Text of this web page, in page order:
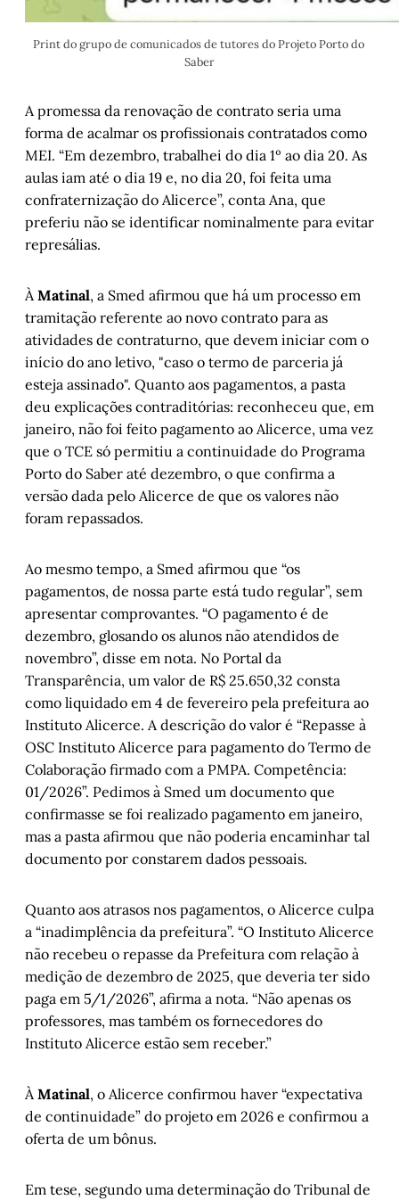
Print do grupo de comunicados de tutores do Projeto Porto do
Saber
A promessa da renovação de contrato seria uma
forma de acalmar os profissionais contratados como
MEI. “Em dezembro, trabalhei do dia 1º ao dia 20. As
aulas iam até o dia 19 e, no dia 20, foi feita uma
confraternização do Alicerce”, conta Ana, que
preferiu não se identificar nominalmente para evitar
represálias.
ÀMatinal, a Smed afirmou que há um processo em
tramitação referente ao novo contrato para as
atividades de contraturno, que devem iniciar com o
início do ano letivo, "caso o termo de parceria já
esteja assinado". Quanto aos pagamentos, a pasta
deu explicações contraditórias: reconheceu que, em
janeiro, não foi feito pagamento ao Alicerce, uma vez
que o TCE só permitiu a continuidade do Programa
Porto do Saber até dezembro, o que confirma a
versão dada pelo Alicerce de que os valores não
foram repassados.
Ao mesmo tempo, a Smed afirmou que “os
pagamentos, de nossa parte está tudo regular”, sem
apresentar comprovantes. “O pagamento é de
dezembro, glosando os alunos não atendidos de
novembro”, disse em nota. No Portal da
Transparência, um valor de R$ 25.650,32 consta
como liquidado em 4 de fevereiro pela prefeitura ao
Instituto Alicerce. A descrição do valor é “Repasse à
OSC Instituto Alicerce para pagamento do Termo de
Colaboração firmado com a PMPA. Competência:
01/2026”. Pedimos à Smed um documento que
confirmasse se foi realizado pagamento em janeiro,
mas a pasta afirmou que não poderia encaminhar tal
documento por constarem dados pessoais.
Quanto aos atrasos nos pagamentos, o Alicerce culpa
a “inadimplência da prefeitura”. “O Instituto Alicerce
não recebeu o repasse da Prefeitura com relação à
medição de dezembro de 2025, que deveria ter sido
paga em 5/1/2026”, afirma a nota. “Não apenas os
professores, mas também os fornecedores do
Instituto Alicerce estão sem receber.”
ÀMatinal, o Alicerce confirmou haver “expectativa
de continuidade” do projeto em 2026 e confirmou a
oferta de um bônus.
Em tese, segundo uma determinação do Tribunal de